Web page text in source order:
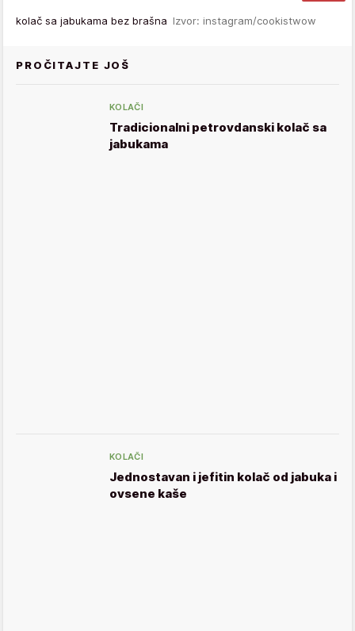
kolač sa jabukama bez brašna Izvor: instagram/cookistwow
PROČITAJTE JOŠ
KOLAČI
Tradicionalni petrovdanski kolač sa
jabukama
KOLAČI
Jednostavan i jefitin kolač od jabuka i
ovsene kaše